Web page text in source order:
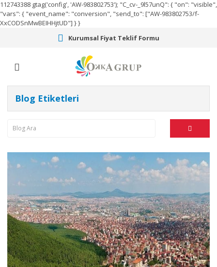
112743388 gtag('config', 'AW-983802753'); "C_cv-_9l57unQ": { "on": "visible",
"vars": { "event_name": "conversion", "send_to": ["AW-983802753/f-
XxCODSnMwBEIHHjtUD"] } }
Kurumsal Fiyat Teklif Formu
Blog Etiketleri